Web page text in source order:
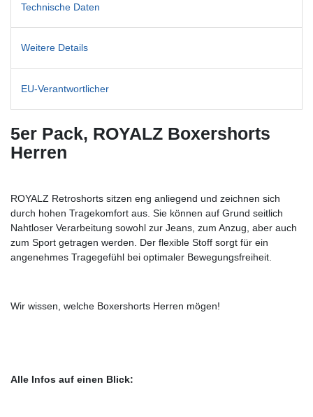
Technische Daten
Weitere Details
EU-Verantwortlicher
5er Pack, ROYALZ Boxershorts
Herren
ROYALZ Retroshorts sitzen eng anliegend und zeichnen sich
durch hohen Tragekomfort aus. Sie können auf Grund seitlich
Nahtloser Verarbeitung sowohl zur Jeans, zum Anzug, aber auch
zum Sport getragen werden. Der flexible Stoff sorgt für ein
angenehmes Tragegefühl bei optimaler Bewegungsfreiheit.
Wir wissen, welche Boxershorts Herren mögen!
Alle Infos auf einen Blick: